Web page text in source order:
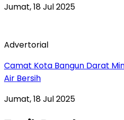
Jumat, 18 Jul 2025
Advertorial
Camat Kota Bangun Darat
Air Bersih
Jumat, 18 Jul 2025